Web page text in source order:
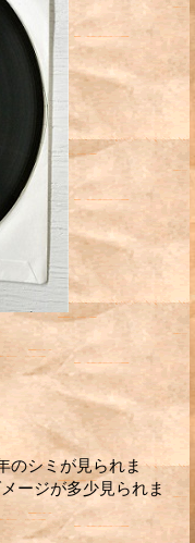
シミが見られま
ージが多少見られま